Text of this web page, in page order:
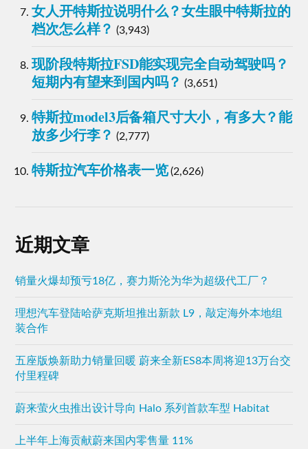
女人开特斯拉说明什么？女生眼中特斯拉的
档次怎么样？ (3,943)
现阶段特斯拉FSD能实现完全自动驾驶吗？
短期内有望来到国内吗？ (3,651)
特斯拉model3后备箱尺寸大小，有多大？能
放多少行李？ (2,777)
特斯拉汽车价格表一览 (2,626)
近期文章
销量火爆却预亏18亿，赛力斯沦为华为超级代工厂？
理想汽车登陆哈萨克斯坦推出新款 L9，敲定海外本地组
装合作
五座版焕新助力销量回暖 蔚来全新ES8本周将迎13万台交
付里程碑
蔚来萤火虫推出设计导向 Halo 系列首款车型 Habitat
上半年上海贡献蔚来国内零售量 11%